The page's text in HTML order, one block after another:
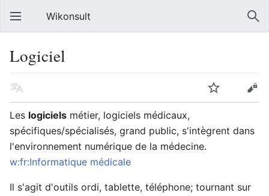
Wikonsult
Logiciel
Les logiciels métier, logiciels médicaux,
spécifiques/spécialisés, grand public, s'intègrent dans
l'environnement numérique de la médecine.
w:fr:Informatique médicale
Il s'agit d'outils ordi, tablette, téléphone; tournant sur